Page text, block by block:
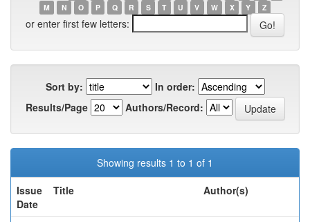
M
N O P Q R S T U V W X Y Z
or enter first few letters:
Sort by:
In order:
Results/Page
Authors/Record:
Showing results 1 to 1 of 1
Issue
Date
Title Author(s)